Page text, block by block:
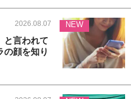
2026.08.07
と言われて
顔を知り
NEW